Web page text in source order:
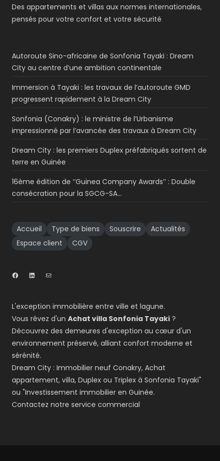
Des appartements et villas aux normes internationales,
pensés pour votre confort et votre sécurité
Autoroute Sino-africaine de Sonfonia Tayaki : Dream
City au centre d’une ambition continentale
Immersion à Tayaki : les travaux de l’autoroute GMD
progressent rapidement à la Dream City
Sonfonia (Conakry) : le ministre de l’Urbanisme
impressionné par l’avancée des travaux à Dream City
Dream City : les premiers Duplex préfabriqués sortent de
terre en Guinée
16ème édition de ‘’Guinea Company Awards’’ : Double
consécration pour la SGCG-SA…
Accueil Type de biens Souscrire
Actualités
Espace client
CGV
L'exception immobilière entre ville et lagune.
Vous rêvez d'un Achat villa Sonfonia Tayaki ?
Découvrez des demeures d'exception au cœur d'un
environnement préservé, alliant confort moderne et
sérénité.
Dream City : Immobilier neuf Conakry, Achat
appartement, villa, Duplex ou Triplex à Sonfonia Tayaki"
ou "Investissement immobilier en Guinée.
Contactez notre service commercial